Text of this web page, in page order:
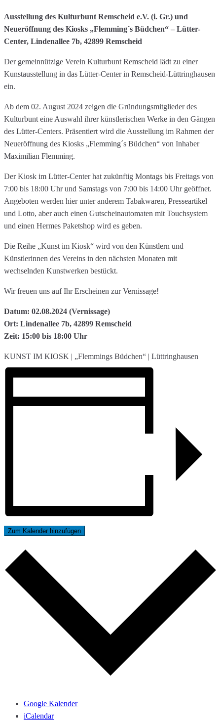
Ausstellung des Kulturbunt Remscheid e.V. (i. Gr.) und
Neueröffnung des Kiosks „Flemming´s Büdchen“ – Lütter-
Center, Lindenallee 7b, 42899 Remscheid
Der gemeinnützige Verein Kulturbunt Remscheid lädt zu einer
Kunstausstellung in das Lütter-Center in Remscheid-Lüttringhausen
ein.
Ab dem 02. August 2024 zeigen die Gründungsmitglieder des
Kulturbunt eine Auswahl ihrer künstlerischen Werke in den Gängen
des Lütter-Centers. Präsentiert wird die Ausstellung im Rahmen der
Neueröffnung des Kiosks „Flemming´s Büdchen“ von Inhaber
Maximilian Flemming.
Der Kiosk im Lütter-Center hat zukünftig Montags bis Freitags von
7:00 bis 18:00 Uhr und Samstags von 7:00 bis 14:00 Uhr geöffnet.
Angeboten werden hier unter anderem Tabakwaren, Presseartikel
und Lotto, aber auch einen Gutscheinautomaten mit Touchsystem
und einen Hermes Paketshop wird es geben.
Die Reihe „Kunst im Kiosk“ wird von den Künstlern und
Künstlerinnen des Vereins in den nächsten Monaten mit
wechselnden Kunstwerken bestückt.
Wir freuen uns auf Ihr Erscheinen zur Vernissage!
Datum: 02.08.2024 (Vernissage)
Ort: Lindenallee 7b, 42899 Remscheid
Zeit: 15:00 bis 18:00 Uhr
KUNST IM KIOSK | „Flemmings Büdchen“ | Lüttringhausen
Zum Kalender hinzufügen
Google Kalender
iCalendar